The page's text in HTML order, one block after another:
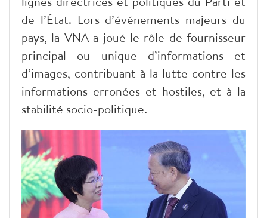
de l’État. Lors d’événements majeurs du
pays, la VNA a joué le rôle de fournisseur
principal ou unique d’informations et
d’images, contribuant à la lutte contre les
informations erronées et hostiles, et à la
stabilité socio-politique.